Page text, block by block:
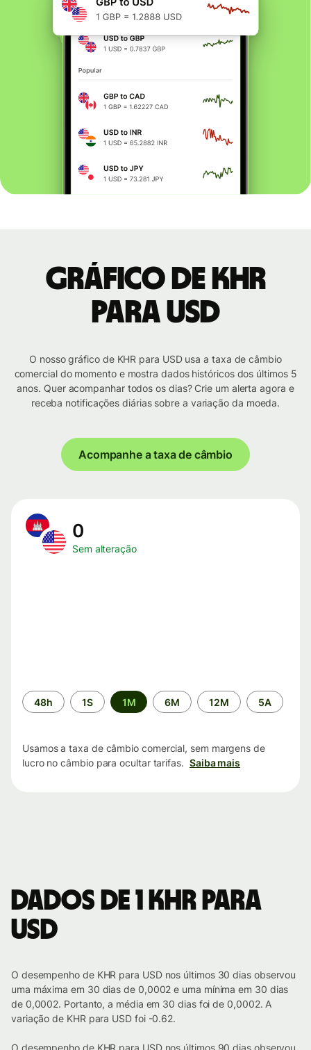
Gráfico de KHR
para USD
O nosso gráfico de KHR para USD usa a taxa de câmbio
comercial do momento e mostra dados históricos dos últimos 5
anos. Quer acompanhar todos os dias? Crie um alerta agora e
receba notificações diárias sobre a variação da moeda.
Acompanhe a taxa de câmbio
0
Sem alteração
Período
de
48h 1S 1M 6M 12M 5A
Usamos a taxa de câmbio comercial, sem margens de
lucro no câmbio para ocultar tarifas. Saiba mais
Dados de 1 KHR para
USD
O desempenho de KHR para USD nos últimos 30 dias observou
uma máxima em 30 dias de 0,0002 e uma mínima em 30 dias
de 0,0002. Portanto, a média em 30 dias foi de 0,0002. A
variação de KHR para USD foi -0.62.